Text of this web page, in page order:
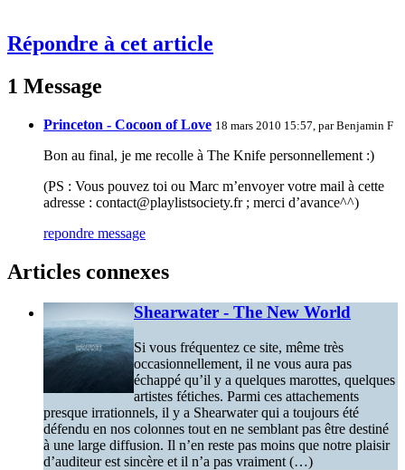
Répondre à cet article
1 Message
Princeton - Cocoon of Love 18 mars 2010 15:57, parBenjamin F
Bon au final, je me recolle à The Knife personnellement :)
(PS : Vous pouvez toi ou Marc m’envoyer votre mail à cette
adresse : contact@playlistsociety.fr ; merci d’avance^^)
repondre message
Articles connexes
Shearwater - The New World
Si vous fréquentez ce site, même très
occasionnellement, il ne vous aura pas
échappé qu’il y a quelques marottes, quelques
artistes fétiches. Parmi ces attachements
presque irrationnels, il y a Shearwater qui a toujours été
défendu en nos colonnes tout en ne semblant pas être destiné
à une large diffusion. Il n’en reste pas moins que notre plaisir
d’auditeur est sincère et il n’a pas vraiment (…)